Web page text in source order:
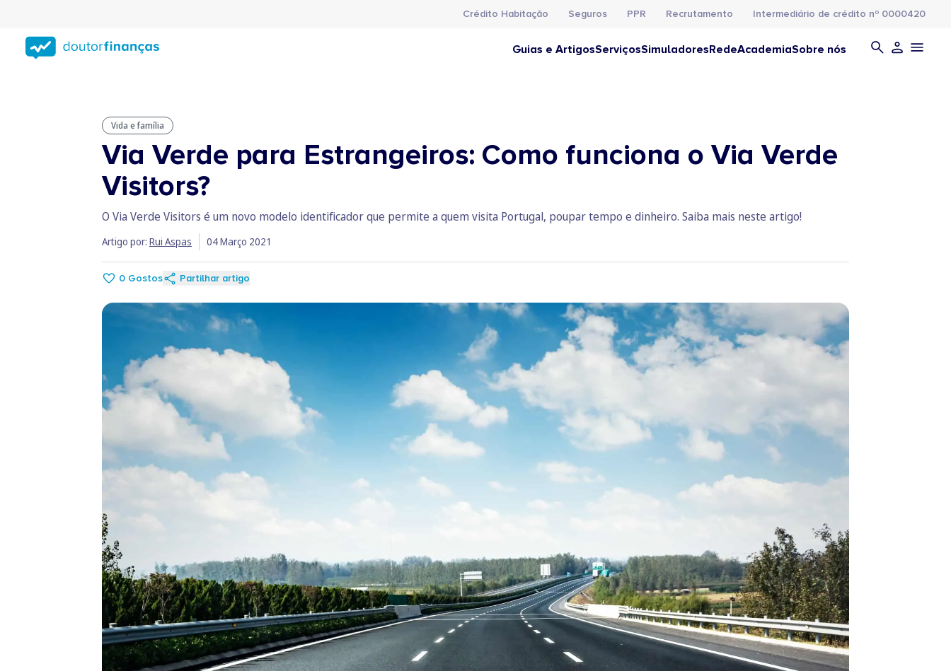
conteúdo
principal
Crédito Habitação Seguros PPR Recrutamento Intermediário de crédito nº 0000420
Guias e ArtigosServiçosSimuladoresRedeAcademiaSobre nós
Vida e família
Via Verde para Estrangeiros: Como funciona o Via Verde
Visitors?
O Via Verde Visitors é um novo modelo identificador que permite a quem visita Portugal, poupar tempo e dinheiro. Saiba mais neste artigo!
Artigo por: Rui Aspas 04 Março 2021
0 Gostos Partilhar artigo